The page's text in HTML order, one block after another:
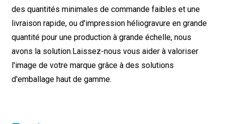
des quantités minimales de commande faibles et une
livraison rapide, ou d'impression héliogravure en grande
quantité pour une production à grande échelle, nous
avons la solution.Laissez-nous vous aider à valoriser
l'image de votre marque grâce à des solutions
d'emballage haut de gamme.